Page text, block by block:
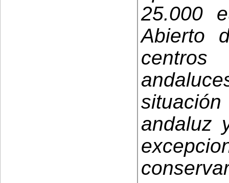
25.000
Abierto
andaluz